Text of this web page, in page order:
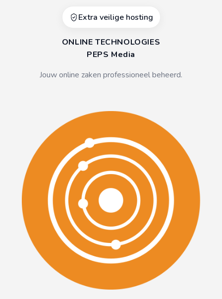
Extra veilige hosting
ONLINE TECHNOLOGIES
PEPS Media
Jouw online zaken professioneel beheerd.